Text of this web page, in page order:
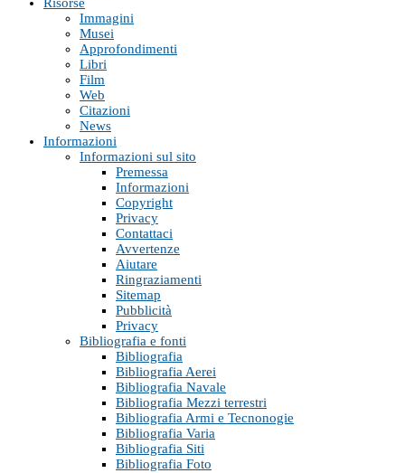
Immagini
Musei
Approfondimenti
Libri
Film
Web
Citazioni
News
Informazioni
Informazioni sul sito
Premessa
Informazioni
Copyright
Privacy
Contattaci
Avvertenze
Aiutare
Ringraziamenti
Sitemap
Pubblicità
Privacy
Bibliografia e fonti
Bibliografia
Bibliografia Aerei
Bibliografia Navale
Bibliografia Mezzi terrestri
Bibliografia Armi e Tecnonogie
Bibliografia Varia
Bibliografia Siti
Bibliografia Foto